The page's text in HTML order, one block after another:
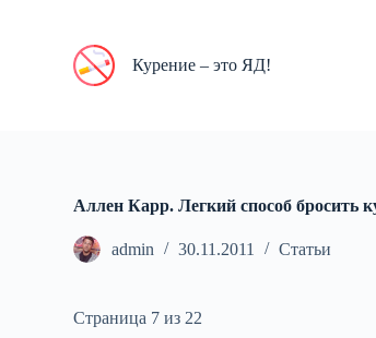
Курение – это ЯД!
Аллен Карр. Легкий способ бросить
admin 30.11.2011 Статьи
Страница 7 из 22